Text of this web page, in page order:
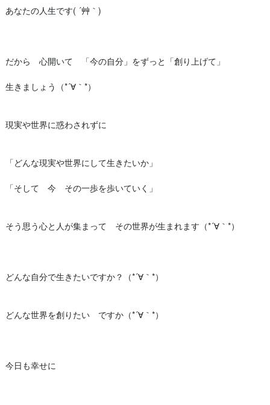
あなたの人生です( ´艸｀)
だから 心開いて 「今の自分」をずっと「創り上げて」
生きましょう（*´∀｀*）
現実や世界に惑わされずに
「どんな現実や世界にして生きたいか」
「そして 今 その一歩を歩いていく」
そう思う心と人が集まって その世界が生まれます（*´∀｀*）
どんな自分で生きたいですか？（*´∀｀*）
どんな世界を創りたい ですか（*´∀｀*）
今日も幸せに